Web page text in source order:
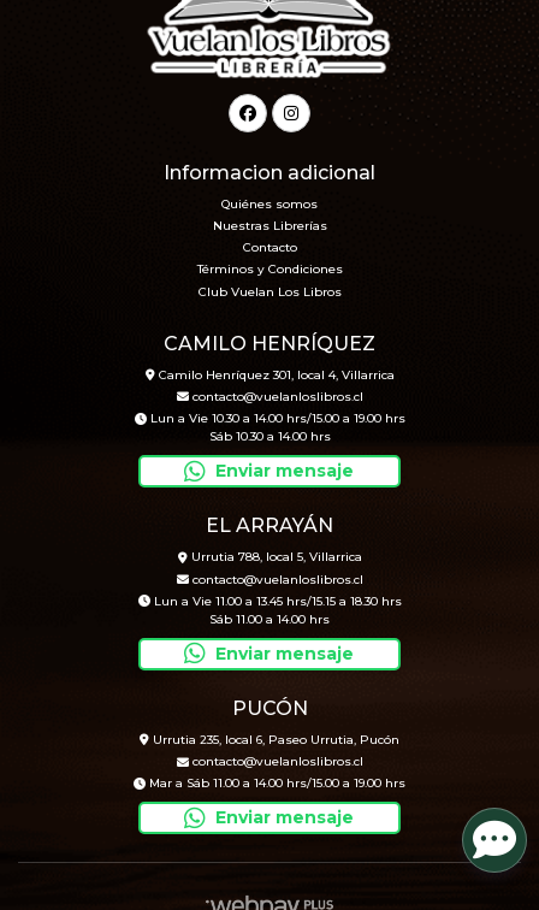
Informacion adicional
Quiénes somos
Nuestras Librerías
Contacto
Términos y Condiciones
Club Vuelan Los Libros
CAMILO HENRÍQUEZ
Camilo Henríquez 301, local 4, Villarrica
contacto@vuelanloslibros.cl
Lun a Vie 10.30 a 14.00 hrs/15.00 a 19.00 hrs
Sáb 10.30 a 14.00 hrs
Enviar mensaje
EL ARRAYÁN
Urrutia 788, local 5, Villarrica
contacto@vuelanloslibros.cl
Lun a Vie 11.00 a 13.45 hrs/15.15 a 18.30 hrs
Sáb 11.00 a 14.00 hrs
Enviar mensaje
PUCÓN
Urrutia 235, local 6, Paseo Urrutia, Pucón
contacto@vuelanloslibros.cl
Mar a Sáb 11.00 a 14.00 hrs/15.00 a 19.00 hrs
Enviar mensaje